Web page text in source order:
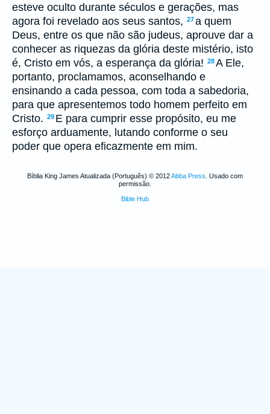
esteve oculto durante séculos e gerações, mas
agora foi revelado aos seus santos, 27a quem
Deus, entre os que não são judeus, aprouve dar a
conhecer as riquezas da glória deste mistério, isto
é, Cristo em vós, a esperança da glória! 28A Ele,
portanto, proclamamos, aconselhando e
ensinando a cada pessoa, com toda a sabedoria,
para que apresentemos todo homem perfeito em
Cristo. 29 E para cumprir esse propósito, eu me
esforço arduamente, lutando conforme o seu
poder que opera eficazmente em mim.
Bíblia King James Atualizada (Português) © 2012Abba Press . Usado com
permissão.
Bible Hub